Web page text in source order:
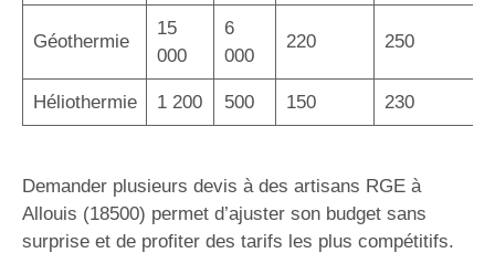
Géothermie
15
000
6
000
220 250
Héliothermie 1 200 500 150 230
Demander plusieurs devis à des artisans RGE à
Allouis (18500) permet d’ajuster son budget sans
surprise et de profiter des tarifs les plus compétitifs.